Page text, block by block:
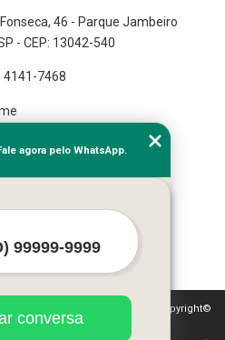
46 - Parque Jambeiro
- CEP: 13042-540
4141-7468
proteção de direitos autorais. Copyright©
1998)
agora pelo WhatsApp.
conversa